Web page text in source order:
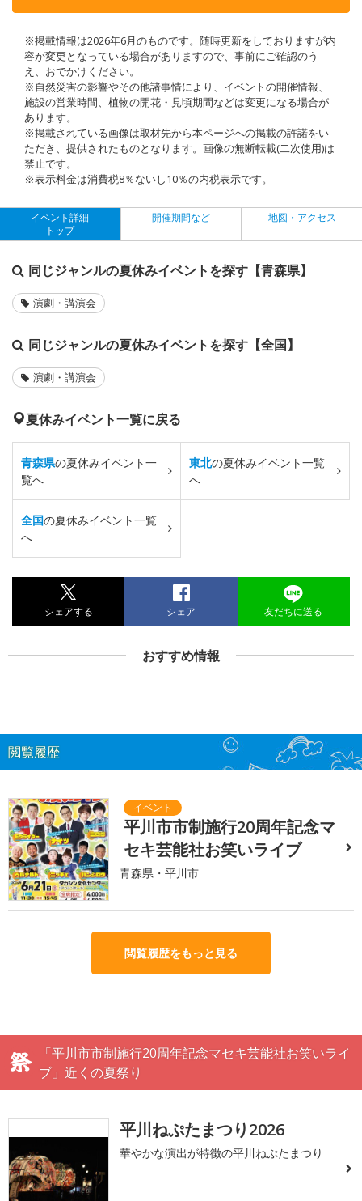
※掲載情報は2026年6月のものです。随時更新をしておりますが内
容が変更となっている場合がありますので、事前にご確認のう
え、おでかけください。
※自然災害の影響やその他諸事情により、イベントの開催情報、
施設の営業時間、植物の開花・見頃期間などは変更になる場合が
あります。
※掲載されている画像は取材先から本ページへの掲載の許諾をい
ただき、提供されたものとなります。画像の無断転載(二次使用)は
禁止です。
※表示料金は消費税8％ないし10％の内税表示です。
イベント詳細
トップ
開催期間など 地図・アクセス
同じジャンルの夏休みイベントを探す【青森県】
演劇・講演会
同じジャンルの夏休みイベントを探す【全国】
演劇・講演会
夏休みイベント一覧に戻る
青森県の夏休みイベント一
覧へ
東北の夏休みイベント一覧
へ
全国の夏休みイベント一覧
へ
シェアする シェア 友だちに送る
おすすめ情報
閲覧履歴
平川市市制施行20周年記念マ
セキ芸能社お笑いライブ
青森県・平川市
閲覧履歴をもっと見る
「平川市市制施行20周年記念マセキ芸能社お笑いライ
ブ」近くの夏祭り
平川ねぷたまつり2026
華やかな演出が特徴の平川ねぷたまつり